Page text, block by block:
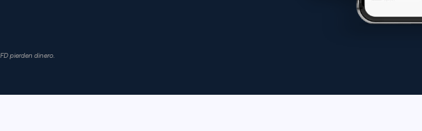
pierden dinero.